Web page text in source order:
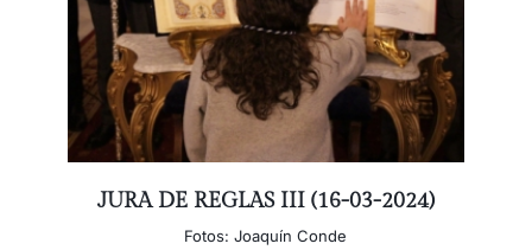
JURA DE REGLAS III (16-03-2024)
Fotos: Joaquín Conde